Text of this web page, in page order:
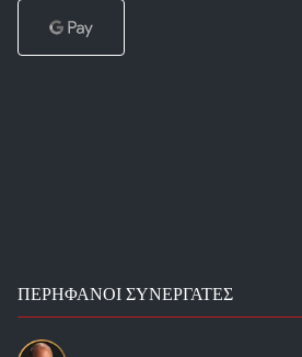
ΠΕΡΉΦΑΝΟΙ ΣΥΝΕΡΓΆΤΕΣ